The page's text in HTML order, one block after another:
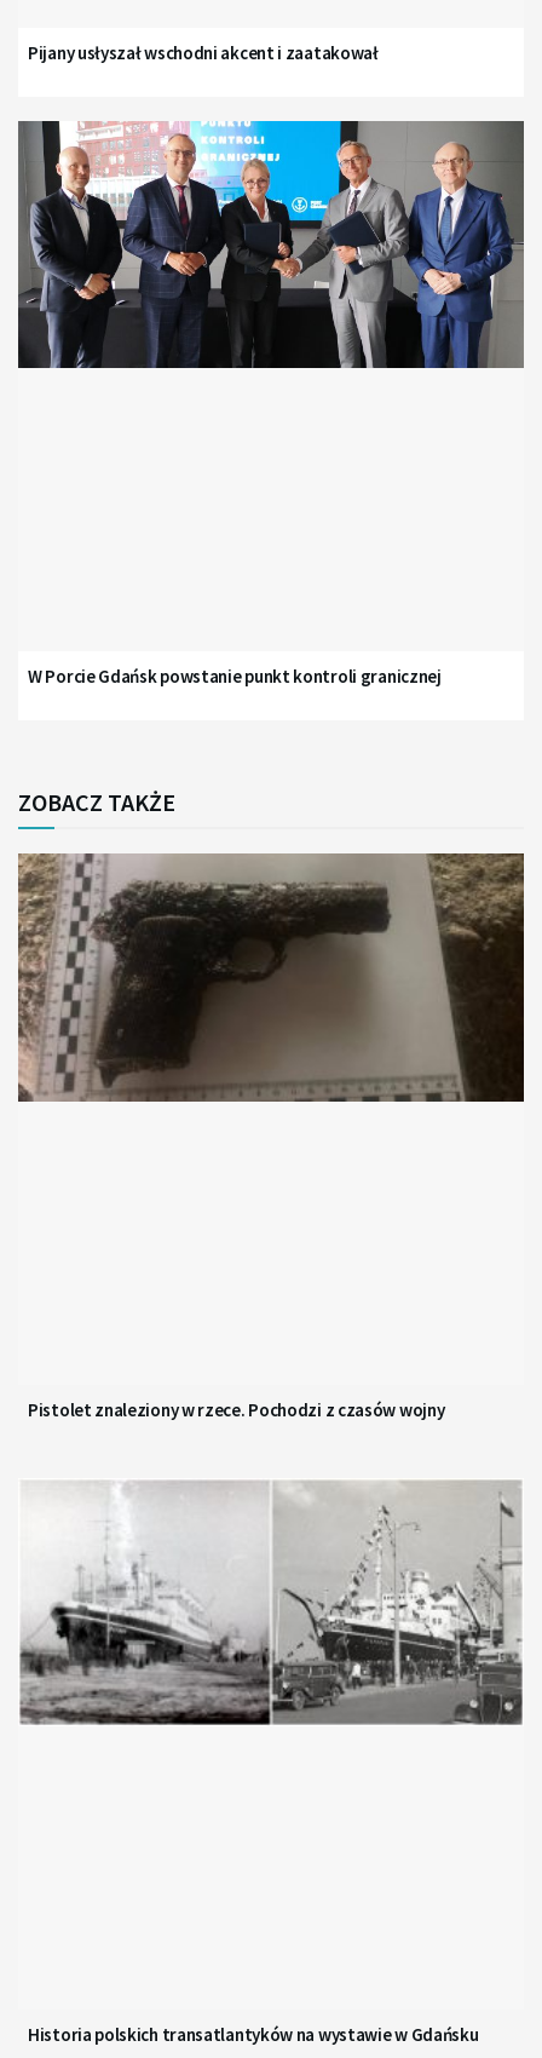
Pijany usłyszał wschodni akcent i zaatakował
W Porcie Gdańsk powstanie punkt kontroli granicznej
ZOBACZ TAKŻE
Pistolet znaleziony w rzece. Pochodzi z czasów wojny
Historia polskich transatlantyków na wystawie w Gdańsku